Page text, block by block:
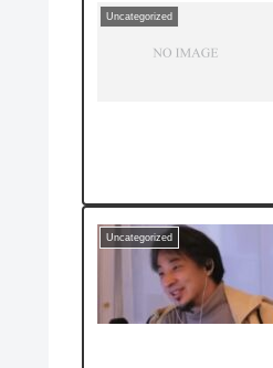
Uncategorized
Uncategorized